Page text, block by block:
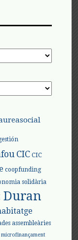
CIC CIC
coopfunding
solidària
Duran
assembleàries
microfinançament